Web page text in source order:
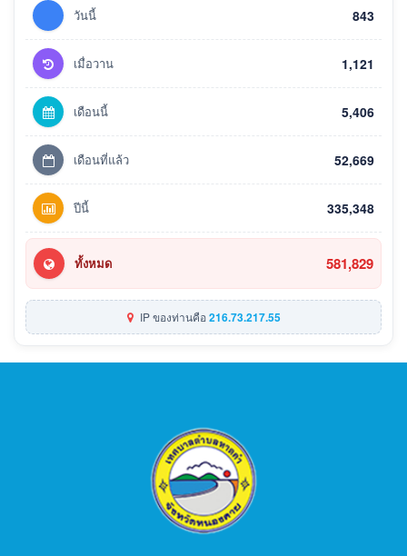
วันนี้ 843
เมื่อวาน 1,121
เดือนนี้ 5,406
เดือนที่แล้ว 52,669
ปีนี้ 335,348
ทั้งหมด 581,829
IP ของท่านคือ216.73.217.55